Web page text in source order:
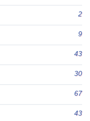
2
9
43
30
67
43